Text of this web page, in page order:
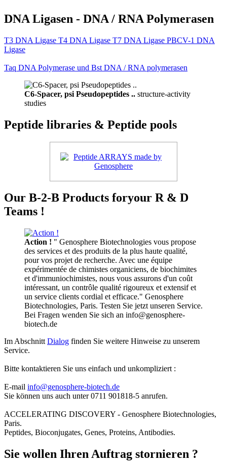
DNA Ligasen - DNA / RNA Polymerasen
T3 DNA Ligase T4 DNA Ligase T7 DNA Ligase PBCV-1 DNA
Ligase
Taq DNA Polymerase und Bst DNA / RNA polymerasen
C6-Spacer, psi Pseudopeptides .. structure-activity
studies
Peptide libraries & Peptide pools
Our B-2-B Products foryour R & D
Teams !
Action ! " Genosphere Biotechnologies vous propose
des services et des produits de la plus haute qualité,
pour vos projet de recherche. Avec une équipe
expérimentée de chimistes organiciens, de biochimites
et d'immuniochimistes, nous vous assurons d'un coût
intéressant, un contrôle qualité rigoureux et extensif et
un service clients cordial et efficace." Genosphere
Biotechnologies, Paris. Testen Sie jetzt unseren Service.
Bei Fragen wenden Sie sich an info@genosphere-
biotech.de
Im Abschnitt Dialog finden Sie weitere Hinweise zu unserem
Service.
Bitte kontaktieren Sie uns einfach und unkompliziert :
E-mail info@genosphere-biotech.de
Sie können uns auch unter 0711 901818-5 anrufen.
ACCELERATING DISCOVERY - Genosphere Biotechnologies,
Paris.
Peptides, Bioconjugates, Genes, Proteins, Antibodies.
Sie wollen Ihren Auftrag stornieren ?